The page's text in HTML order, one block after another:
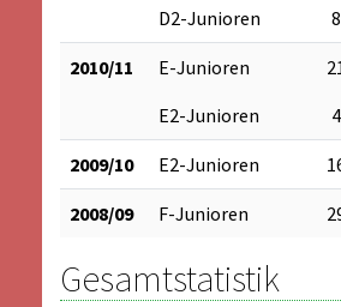
D2-Junioren
8
2010/11 E-Junioren
E2-Junioren
4
2009/10 E2-Junioren
2008/09 F-Junioren
Gesamtstatistik